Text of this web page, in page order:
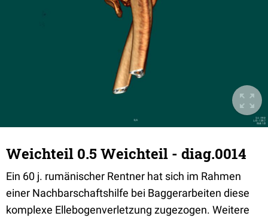
Weichteil 0.5 Weichteil - diag.0014
Ein 60 j. rumänischer Rentner hat sich im Rahmen
einer Nachbarschaftshilfe bei Baggerarbeiten diese
komplexe Ellebogenverletzung zugezogen. Weitere